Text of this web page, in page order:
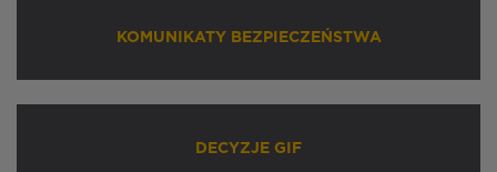
KOMUNIKATY BEZPIECZEŃSTWA
DECYZJE GIF